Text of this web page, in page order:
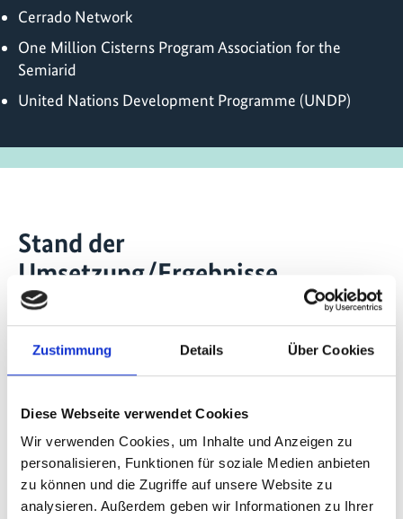
Zustimmung Details Über Cookies
Diese Webseite verwendet Cookies
Wir verwenden Cookies, um Inhalte und Anzeigen zu
personalisieren, Funktionen für soziale Medien anbieten
zu können und die Zugriffe auf unsere Website zu
analysieren. Außerdem geben wir Informationen zu Ihrer
Cerrado Network
One Million Cisterns Program Association for the
Semiarid
United Nations Development Programme (UNDP)
Stand der
Umsetzung/Ergebnisse
Die Baselinestudie sowie Gender‑ und Sozial‑ und
abgeschlossen; die Ergebnisse lieferten zentrale
Daten für die Projektplanung und wurden bei
nachhaltigen Wertschöpfungsketten der
Soziobiodiversität präsentiert. Die Zahlen wurden
in brasilianischen Medien aufgenommen und
steigerten die öffentliche Aufmerksamkeit für
nachhaltige Produkte und deren Produzentinnen